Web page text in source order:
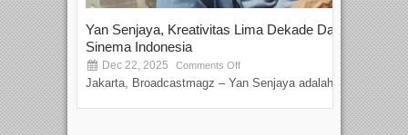
Yan Senjaya, Kreativitas Lima Dekade Dalam
Sinema Indonesia
Dec 22, 2025 Comments Off
Jakarta, Broadcastmagz – Yan Senjaya adalah...